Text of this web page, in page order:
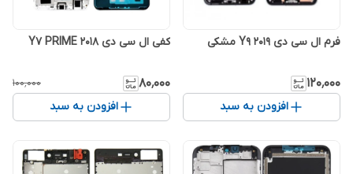
فرم ال سی دی Y9 2019 مشکی
۱۲۰٬۰۰۰
افزودن به سبد
کفی ال سی دی Y7 PRIME 2018
۸۰٬۰۰۰ ۱۰۰٬۰۰۰
افزودن به سبد